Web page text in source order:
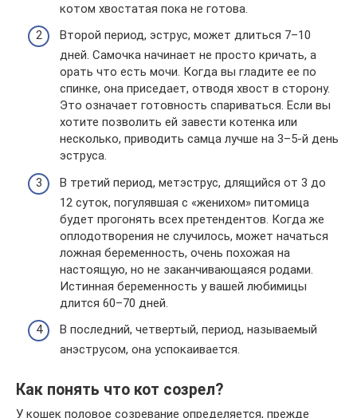
котом хвостатая пока не готова.
Второй период, эструс, может длиться 7–10
дней. Самочка начинает не просто кричать, а
орать что есть мочи. Когда вы гладите ее по
спинке, она приседает, отводя хвост в сторону.
Это означает готовность спариваться. Если вы
хотите позволить ей завести котенка или
несколько, приводить самца лучше на 3–5-й день
эструса.
В третий период, метэструс, длящийся от 3 до
12 суток, погулявшая с «женихом» питомица
будет прогонять всех претендентов. Когда же
оплодотворения не случилось, может начаться
ложная беременность, очень похожая на
настоящую, но не заканчивающаяся родами.
Истинная беременность у вашей любимицы
длится 60–70 дней.
В последний, четвертый, период, называемый
анэструсом, она успокаивается.
Как понять что кот созрел?
У кошек половое созревание определяется, прежде